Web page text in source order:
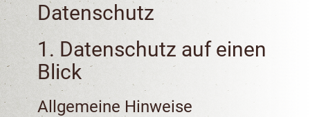
Datenschutz
1. Datenschutz auf einen
Blick
Allgemeine Hinweise